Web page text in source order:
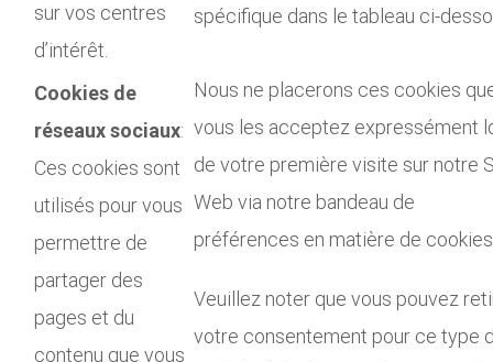
sur vos centres
d’intérêt.
spécifique dans le tableau ci-
Cookies de
réseaux sociaux:
Ces cookies sont
utilisés pour vous
permettre de
partager des
pages et du
contenu que vous
Nous ne placerons ces cookies
vous les acceptez expressément
de votre première visite sur notre
Web via notre bandeau de
préférences en matière de
Veuillez noter que vous pouvez
votre consentement pour ce type